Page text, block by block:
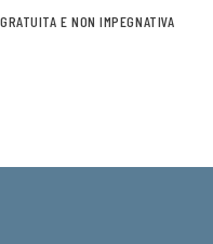
GRATUITA E NON IMPEGNATIVA